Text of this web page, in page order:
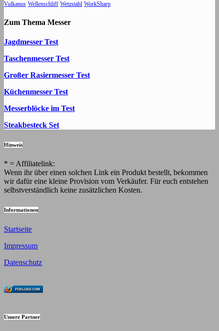
Vulkanus Wellenschliff Wetzstahl WorkSharp
Zum Thema Messer
Jagdmesser Test
Taschenmesser Test
Großer Rasiermesser Test
Küchenmesser Test
Messerblöcke im Test
Steakbesteck Set
Hinweis
* = Affiliatelink:
Wenn ihr über einen solchen Link ein Produkt bestellt, bekommen
wir dafür eine kleine Provision vom Verkäufer. Für euch entstehen
selbstverständlich keine zusätzlichen Kosten.
Informationen
Startseite
Impressum
Datenschutz
FOXLOAD.COM
Unsere Partner